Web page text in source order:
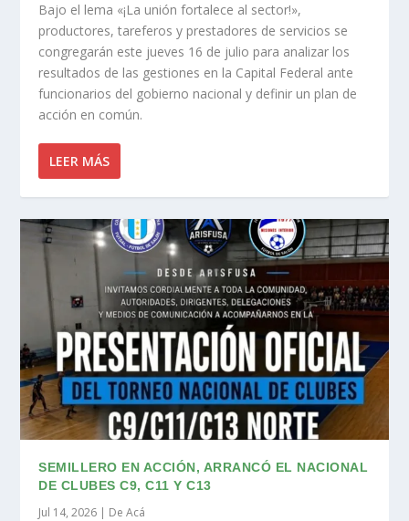
Bajo el lema «¡La unión fortalece al sector!»,
productores, tareferos y prestadores de servicios se
congregarán este jueves 16 de julio para analizar los
resultados de las gestiones en la Capital Federal ante
funcionarios del gobierno nacional y definir un plan de
acción en común.
LEER MÁS
SEMILLERO EN ACCIÓN, ARRANCÓ EL NACIONAL
DE CLUBES C9, C11 Y C13
Jul 14, 2026 | De Acá